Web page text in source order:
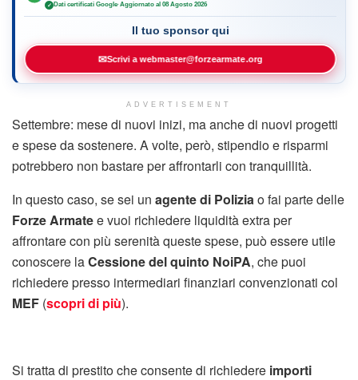
✓ Dati certificati Google·Aggiornato al 08 Agosto 2026
Il tuo sponsor qui
✉Scrivi a webmaster@forzearmate.org
ADVERTISEMENT
Settembre: mese di nuovi inizi, ma anche di nuovi progetti
e spese da sostenere. A volte, però, stipendio e risparmi
potrebbero non bastare per affrontarli con tranquillità.
In questo caso, se sei un agente di Poliziao fai parte delle
Forze Armatee vuoi richiedere liquidità extra per
affrontare con più serenità queste spese, può essere utile
conoscere laCessione del quinto NoiPA, che puoi
richiedere presso intermediari finanziari convenzionati col
MEF (scopri di più).
Si tratta di prestito che consente di richiedere importi